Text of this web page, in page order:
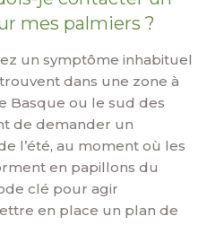
mes palmiers ?
un symptôme inhabituel
dans une zone à
Basque ou le sud des
de demander un
l’été, au moment où les
en papillons du
clé pour agir
en place un plan de